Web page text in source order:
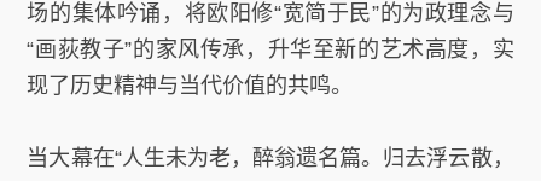
场的集体吟诵，将欧阳修“宽简于民”的为政理念与
“画荻教子”的家风传承，升华至新的艺术高度，实
现了历史精神与当代价值的共鸣。
当大幕在“人生未为老，醉翁遗名篇。归去浮云散，